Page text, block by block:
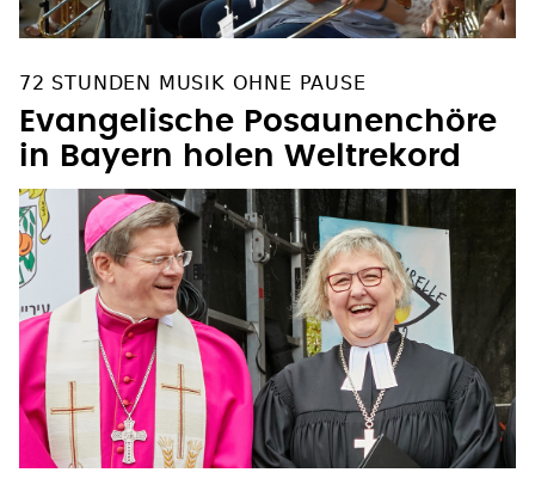
72 STUNDEN MUSIK OHNE PAUSE
Evangelische Posaunenchöre
in Bayern holen Weltrekord